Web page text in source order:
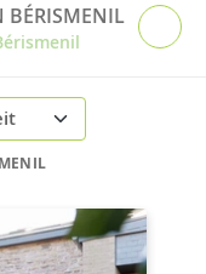
BÉRISMENIL